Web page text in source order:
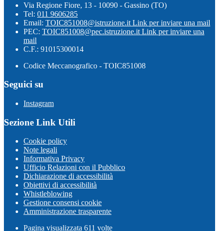
Via Regione Fiore, 13 - 10090 - Gassino (TO)
Tel: 011 9606285
Email: TOIC851008@istruzione.it Link per inviare una mail
PEC: TOIC851008@pec.istruzione.it Link per inviare una
mail
C.F.: 91015300014
Codice Meccanografico - TOIC851008
Seguici su
Instagram
Sezione Link Utili
Cookie policy
Note legali
Informativa Privacy
Ufficio Relazioni con il Pubblico
Dichiarazione di accessibilità
Obiettivi di accessibilità
Whistleblowing
Gestione consensi cookie
Amministrazione trasparente
Pagina visualizzata 611 volte